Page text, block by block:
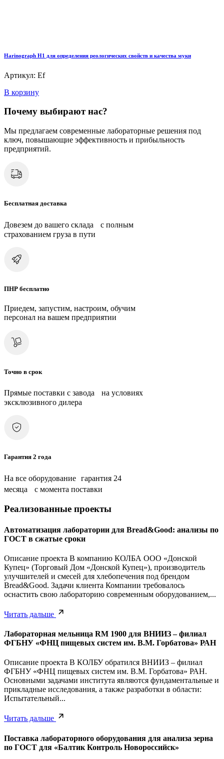
Harinograph Н1 для определения реологических свойств и качества муки
Артикул: Ef
В корзину
Почему выбирают нас?
Мы предлагаем современные лабораторные решения под
ключ, повышающие эффективность и прибыльность
предприятий.
Бесплатная доставка
Довезем до вашего склада с полным
страхованием груза в пути
ПНР бесплатно
Приедем, запустим, настроим, обучим
персонал на вашем предприятии
Точно в срок
Прямые поставки с завода на условиях
эксклюзивного дилера
Гарантия 2 года
На все оборудование гарантия 24
месяца с момента поставки
Реализованные проекты
Автоматизация лаборатории для Bread&Good: анализы по
ГОСТ в сжатые сроки
Описание проекта В компанию КОЛБА ООО «Донской
Купец» (Торговый Дом «Донской Купец»), производитель
улучшителей и смесей для хлебопечения под брендом
Bread&Good. Задачи клиента Компании требовалось
оснастить свою лабораторию современным оборудованием,...
Читать дальше
Лабораторная мельница RM 1900 для ВНИИЗ – филиал
ФГБНУ «ФНЦ пищевых систем им. В.М. Горбатова» РАН
Описание проекта В КОЛБУ обратился ВНИИЗ – филиал
ФГБНУ «ФНЦ пищевых систем им. В.М. Горбатова» РАН.
Основными задачами института являются фундаментальные и
прикладные исследования, а также разработки в области:
Испытательный...
Читать дальше
Поставка лабораторного оборудования для анализа зерна
по ГОСТ для «Балтик Контроль Новороссийск»